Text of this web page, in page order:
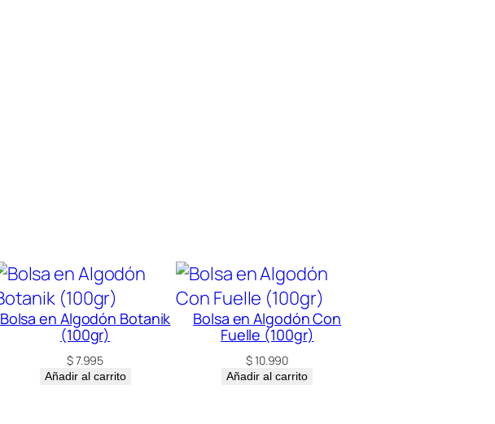
Bolsa en Algodón Botanik
(100gr)
$7.995
Añadir al carrito
Bolsa en Algodón Con
Fuelle (100gr)
$10.990
Añadir al carrito